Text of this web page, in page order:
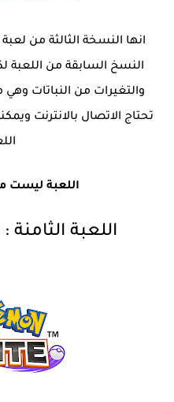
انها النسخة الثالثة من
النسخ السابقة من اللعبة
والتغيرات من النباتات وهي
تحتاج الاتصال بالانترنت
اللعبة ليست
اللعبة الثامنة :